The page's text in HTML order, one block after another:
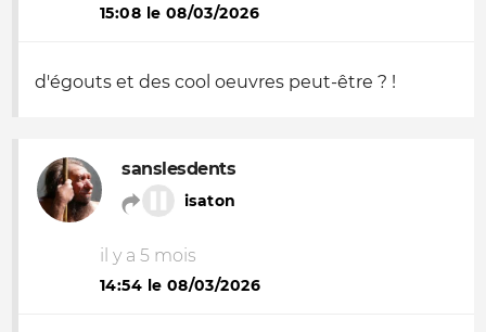
15:08 le 08/03/2026
d'égouts et des cool oeuvres peut-être ? !
sanslesdents
isaton
il y a 5 mois
14:54 le 08/03/2026